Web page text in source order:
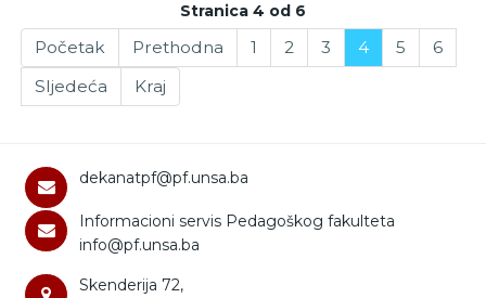
Stranica 4 od 6
Početak Prethodna 1 2 3 4 5
6
Sljedeća
Kraj
dekanatpf@pf.unsa.ba
Informacioni servis Pedagoškog fakulteta
info@pf.unsa.ba
Skenderija 72,